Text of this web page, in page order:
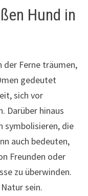
Hund in
der Ferne träumen,
gedeutet
sich vor
Darüber hinaus
symbolisieren, die
auch bedeuten,
Freunden oder
zu überwinden.
sein.